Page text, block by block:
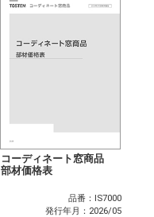
コーディネート窓商品
部材価格表
品番：IS7000
発行年月：2026/05